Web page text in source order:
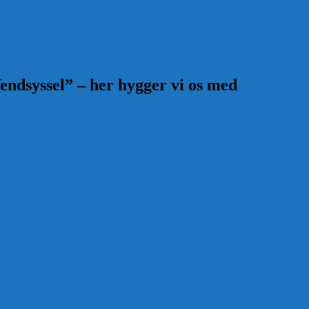
– her hygger vi os med